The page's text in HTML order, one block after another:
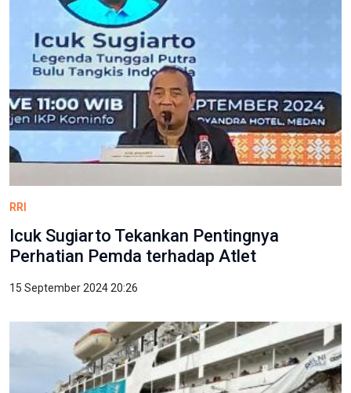
RRI
Icuk Sugiarto Tekankan Pentingnya
Perhatian Pemda terhadap Atlet
15 September 2024 20:26